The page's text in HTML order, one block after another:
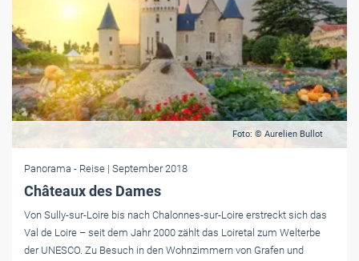
Foto: © Aurelien Bullot
Panorama - Reise | September 2018
Châteaux des Dames
Von Sully-sur-Loire bis nach Chalonnes-sur-Loire erstreckt sich das
Val de Loire – seit dem Jahr 2000 zählt das Loiretal zum Welterbe
der UNESCO. Zu ­Besuch in den Wohnzimmern von Grafen und